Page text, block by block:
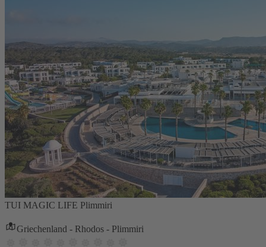
TUI MAGIC LIFE Plimmiri
Griechenland - Rhodos - Plimmiri